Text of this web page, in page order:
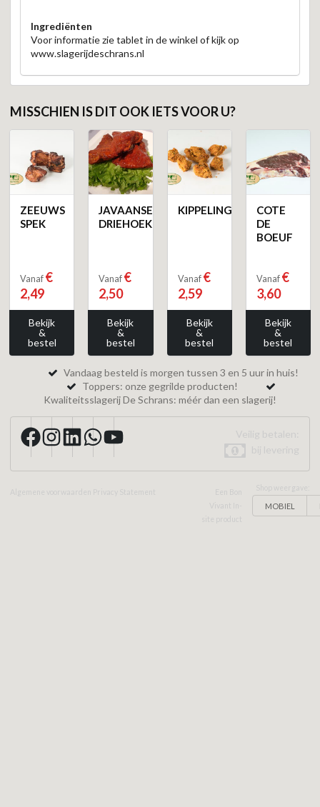
Ingrediënten
Voor informatie zie tablet in de winkel of kijk op
www.slagerijdeschrans.nl
MISSCHIEN IS DIT OOK IETS VOOR U?
ZEEUWS
SPEK
Vanaf €
2,49
Bekijk
&
bestel
JAVAANSE
DRIEHOEK
Vanaf €
2,50
Bekijk
&
bestel
KIPPELING
Vanaf €
2,59
Bekijk
&
bestel
COTE
DE
BOEUF
Vanaf €
3,60
Bekijk
&
bestel
Vandaag besteld is morgen tussen 3 en 5 uur in huis!
Toppers: onze gegrilde producten!
Kwaliteitsslagerij De Schrans: méér dan een slagerij!
MOBIEL